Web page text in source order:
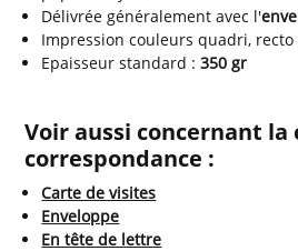
Délivrée généralement avec l'
Impression couleurs quadri,
Epaisseur standard : 350 gr
Voir aussi concernant la
correspondance :
Carte de visites
Enveloppe
En tête de lettre